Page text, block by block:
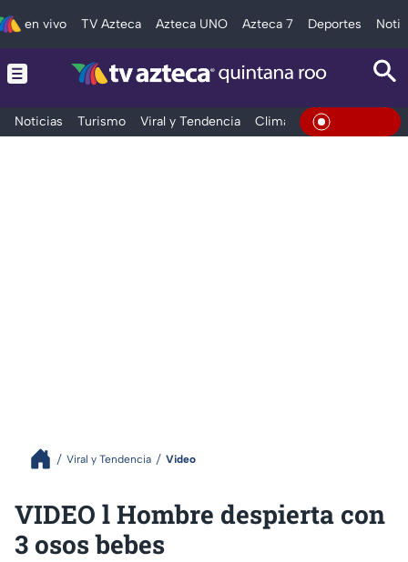
en vivo TV Azteca Azteca UNO Azteca 7 Deportes
Noticias Turismo Viral y Tendencia Clima Tráfico En Vivo
Viral y Tendencia Video
VIDEO l Hombre despierta con
3 osos bebes